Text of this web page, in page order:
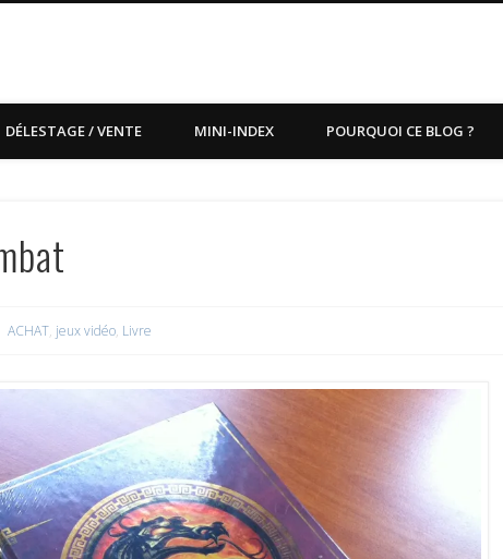
DÉLESTAGE / VENTE MINI-INDEX POURQUOI CE BLOG ?
ACHAT, jeux vidéo, Livre